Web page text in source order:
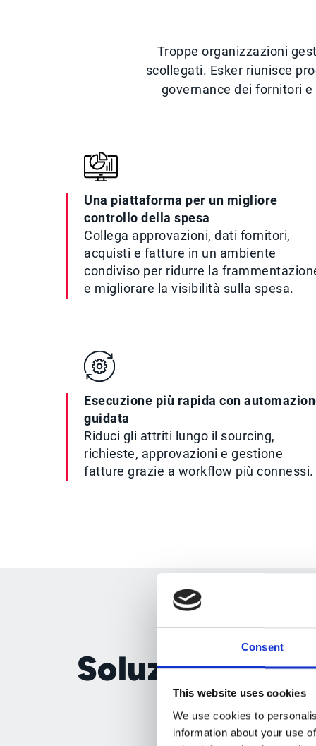
Consent
This website uses cookies
We use cookies to
information about your use
Troppe organizzazioni
scollegati. Esker riunisce
governance dei fornitori
Una piattaforma per un migliore
controllo della spesa
Collega approvazioni, dati fornitori,
acquisti e fatture in un ambiente
condiviso per ridurre la
e migliorare la visibilità sulla spesa.
Esecuzione più rapida con
guidata
Riduci gli attriti lungo il sourcing,
richieste, approvazioni e gestione
fatture grazie a workflow più connessi.
Soluzioni
con i